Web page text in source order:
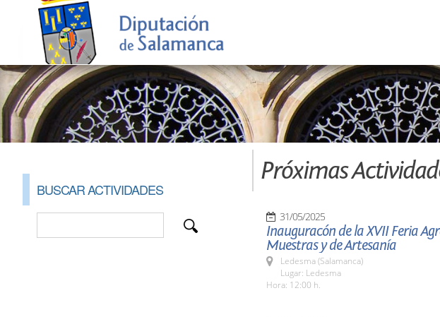
BUSCAR ACTIVIDADES
Próximas
31/05/2025
Inauguracón de la XVII Feria
Muestras y de Artesanía
Ledesma (Salamanca)
Lugar: Ledesma
Hora: 12:00 h.